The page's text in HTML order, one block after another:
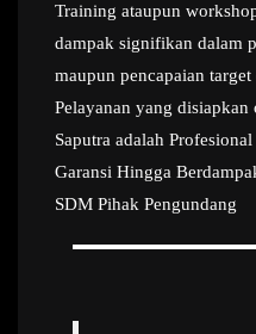
Training ataupun
dampak signifikan dalam
maupun pencapaian
Pelayanan yang disiapkan
Saputra adalah
Garansi Hingga
SDM Pihak Pengundang